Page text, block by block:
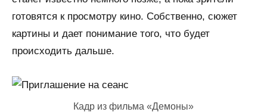
готовятся к просмотру кино. Собственно, сюжет
картины и дает понимание того, что будет
происходить дальше.
Кадр из фильма «Демоны»